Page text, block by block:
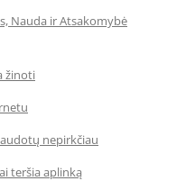
Nauda ir Atsakomybė
žinoti
nepirkčiau
teršia aplinką